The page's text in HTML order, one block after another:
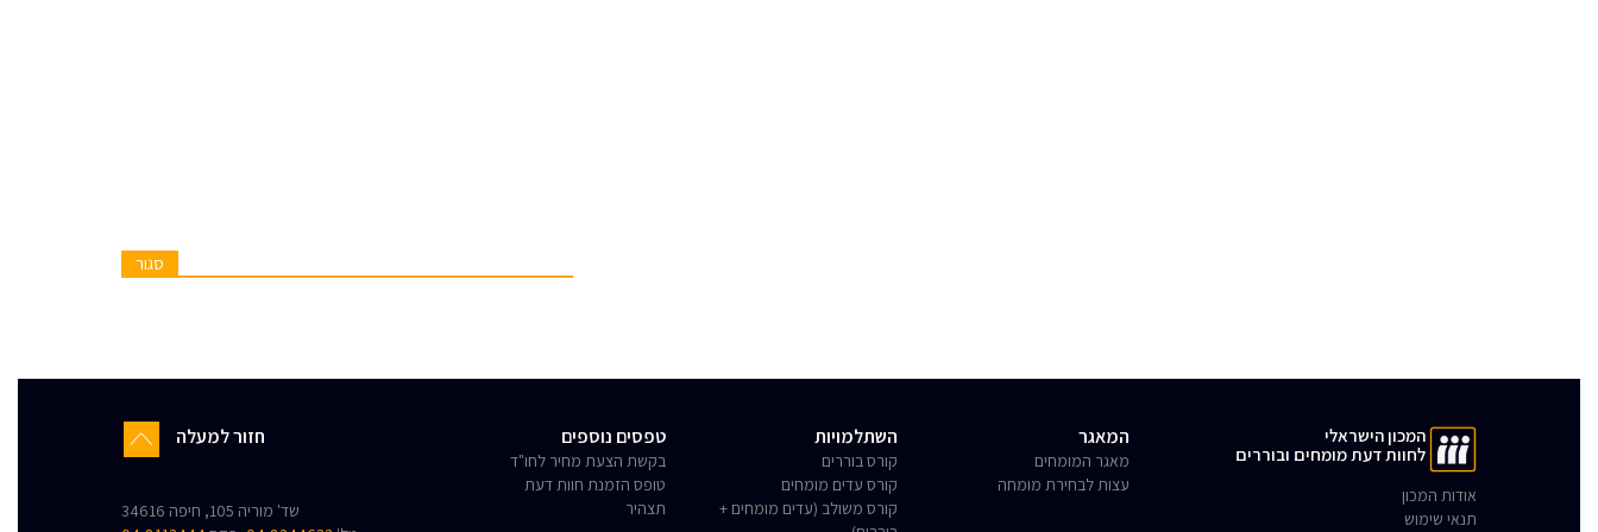
סגור
המכון הישראלי
לחוות דעת מומחים ובוררים
אודות המכון
תנאי שימוש
המאגר
מאגר המומחים
עצות לבחירת מומחה
השתלמויות
קורס בוררים
קורס עדים מומחים
קורס משולב (עדים מומחים +
טפסים נוספים
בקשת הצעת מחיר לחו"ד
טופס הזמנת חוות דעת
תצהיר
חזור למעלה
שד' מוריה 105, חיפה 34616